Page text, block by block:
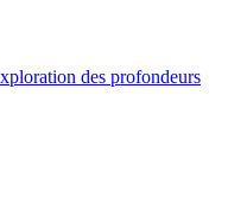
des profondeurs